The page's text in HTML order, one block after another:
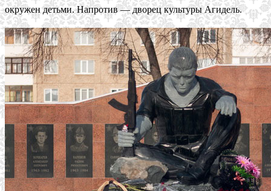
окружен детьми. Напротив — дворец культуры Агидель.